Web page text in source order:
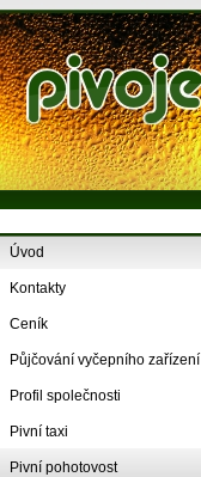
Úvod
Kontakty
Ceník
Půjčování vyčepního zařízení
Profil společnosti
Pivní taxi
Pivní pohotovost